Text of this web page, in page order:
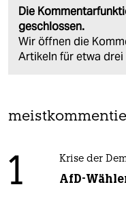
Die
geschlossen.
Wir öffnen die
Artikeln für etwa drei
1 Krise der
AfD-